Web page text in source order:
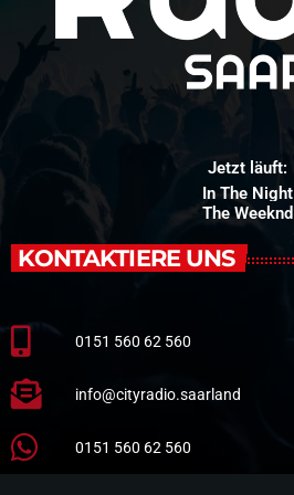
Jetzt läuft:
In The Night
The Weeknd
KONTAKTIERE UNS
0151 560 62 560
info@cityradio.saarland
0151 560 62 560